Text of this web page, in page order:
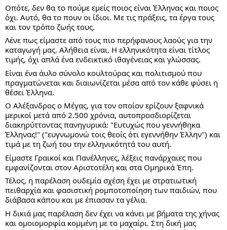
Οπότε, δεν θα το πούμε εμείς ποιος είναι Έλληνας και ποιος
όχι. Αυτό, θα το πουν οι ίδιοι. Με τις πράξεις, τα έργα τους
και τον τρόπο ζωής τους.
Λένε πως είμαστε από τους πιο περήφανους λαούς για την
καταγωγή μας. Αλήθεια είναι. Η ελληνικότητα είναι τίτλος
τιμής, όχι απλά ένα ενδεικτικό ιθαγένειας και γλώσσας.
Είναι ένα άυλο σύνολο κουλτούρας και πολιτισμού που
πραγματώνεται και διαιωνίζεται μέσα από τον κάθε φύσει η
θέσει Έλληνα.
Ο Αλέξανδρος ο Μέγας, για τον οποίον ερίζουν ξαφνικά
μερικοί μετά από 2.500 χρόνια, αυτοπροσδιορίζεται
διακηρύττοντας πανηγυρικά: "Ευτυχώς που γεννήθηκα
Έλληνας!" ("ευγνωμονώ τοις θεοίς ότι εγεννήθην Έλλην") και
τιμά με τη ζωή του την ελληνικότητά του αυτή.
Είμαστε Γραικοί και Πανέλληνες, λέξεις πανάρχαιες που
εμφανίζονται στον Αριστοτέλη και στα Ομηρικά Έπη.
Τέλος, η παρέλαση ουδεμία σχέση έχει με στρατιωτική
πειθαρχία και φασιστική ρομποτοποίηση των παιδιών, που
διάβασα κάπου και με έπιασαν τα γέλια.
Η δικιά μας παρέλαση δεν έχει να κάνει με βήματα της χήνας
και ομοιομορφία κομμένη με το μαχαίρι. Στη δική μας